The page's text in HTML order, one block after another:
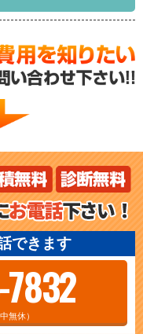
できます
無休）